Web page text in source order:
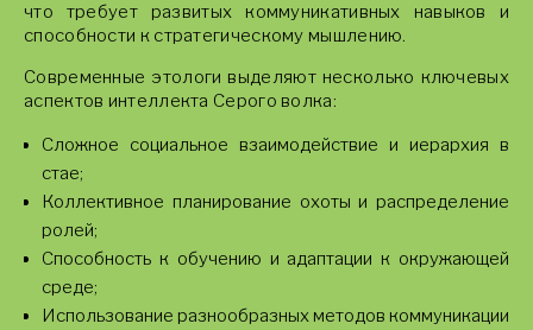
что требует развитых коммуникативных навыков и
способности к стратегическому мышлению.
Современные этологи выделяют несколько ключевых
аспектов интеллекта Серого волка:
Сложное социальное взаимодействие и иерархия в
стае;
Коллективное планирование охоты и распределение
ролей;
Способность к обучению и адаптации к окружающей
среде;
Использование разнообразных методов коммуникации